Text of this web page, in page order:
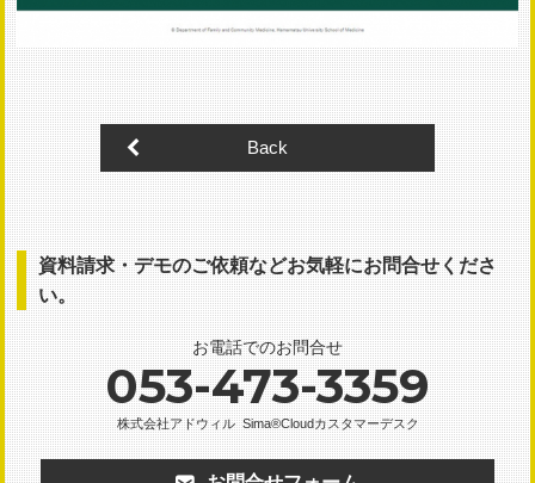
Back
資料請求・デモのご依頼などお気軽にお問合せくださ
い。
お電話でのお問合せ
053-473-3359
株式会社アドウィルSima®Cloudカスタマーデスク